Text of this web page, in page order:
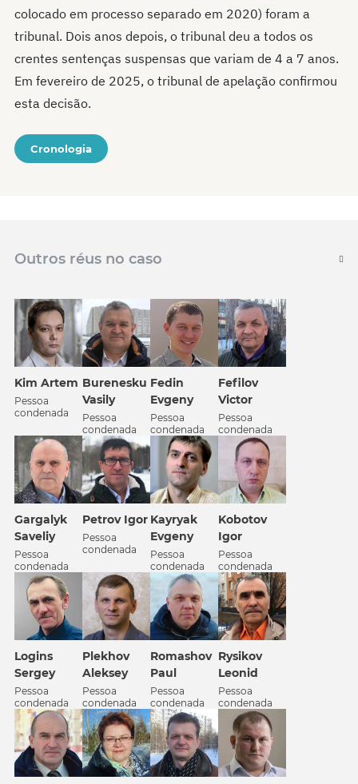
colocado em processo separado em 2020) foram a
tribunal. Dois anos depois, o tribunal deu a todos os
crentes sentenças suspensas que variam de 4 a 7 anos.
Em fevereiro de 2025, o tribunal de apelação confirmou
esta decisão.
Cronologia
Outros réus no caso
Kim Artem
Pessoa
condenada
Burenesku
Vasily
Pessoa
condenada
Fedin
Evgeny
Pessoa
condenada
Fefilov
Victor
Pessoa
condenada
Gargalyk
Saveliy
Pessoa
condenada
Petrov Igor
Pessoa
condenada
Kayryak
Evgeny
Pessoa
condenada
Kobotov
Igor
Pessoa
condenada
Logins
Sergey
Pessoa
condenada
Plekhov
Aleksey
Pessoa
condenada
Romashov
Paul
Pessoa
condenada
Rysikov
Leonid
Pessoa
condenada